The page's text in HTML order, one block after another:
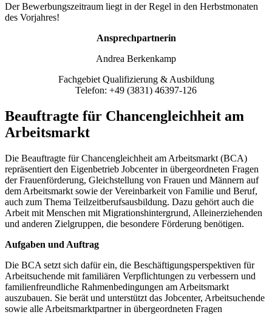
Der Bewerbungszeitraum liegt in der Regel in den Herbstmonaten
des Vorjahres!
Ansprechpartnerin
Andrea Berkenkamp
Fachgebiet Qualifizierung & Ausbildung
Telefon: +49 (3831) 46397-126
Beauftragte für Chancengleichheit am
Arbeitsmarkt
Die Beauftragte für Chancengleichheit am Arbeitsmarkt (BCA)
repräsentiert den Eigenbetrieb Jobcenter in übergeordneten Fragen
der Frauenförderung, Gleichstellung von Frauen und Männern auf
dem Arbeitsmarkt sowie der Vereinbarkeit von Familie und Beruf,
auch zum Thema Teilzeitberufsausbildung. Dazu gehört auch die
Arbeit mit Menschen mit Migrationshintergrund, Alleinerziehenden
und anderen Zielgruppen, die besondere Förderung benötigen.
Aufgaben und Auftrag
Die BCA setzt sich dafür ein, die Beschäftigungsperspektiven für
Arbeitsuchende mit familiären Verpflichtungen zu verbessern und
familienfreundliche Rahmenbedingungen am Arbeitsmarkt
auszubauen. Sie berät und unterstützt das Jobcenter, Arbeitsuchende
sowie alle Arbeitsmarktpartner in übergeordneten Fragen